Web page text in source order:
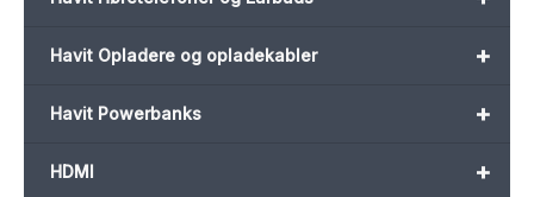
+
Havit Opladere og opladekabler
+
Havit Powerbanks
+
HDMI